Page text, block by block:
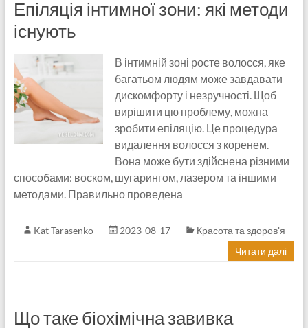
Епіляція інтимної зони: які методи
існують
В інтимній зоні росте волосся, яке
багатьом людям може завдавати
дискомфорту і незручності. Щоб
вирішити цю проблему, можна
зробити епіляцію. Це процедура
видалення волосся з коренем.
Вона може бути здійснена різними
способами: воском, шугарингом, лазером та іншими
методами. Правильно проведена
Kat Tarasenko 2023-08-17
Красота та здоров'я
Читати далі
Що таке біохімічна завивка